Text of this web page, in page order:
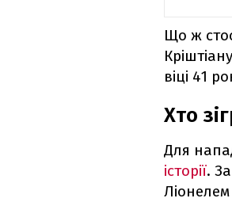
Що ж
віці 41
Хто
Для
історії.